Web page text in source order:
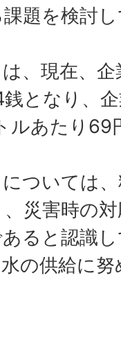
題を検討
、現在、
となり、
ルあたり
ついては
災害時の
ると認識
の供給に